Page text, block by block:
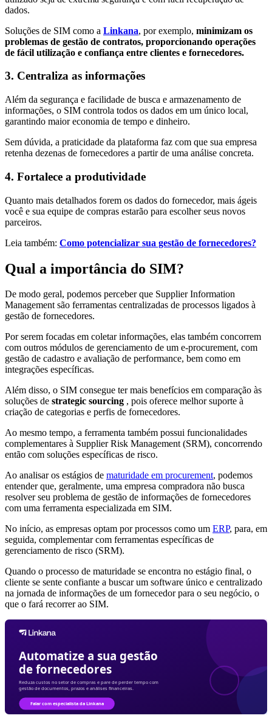
dados.
Soluções de SIM como a Linkana, por exemplo, minimizam os
problemas de gestão de contratos, proporcionando operações
de fácil utilização e confiança entre clientes e fornecedores.
3. Centraliza as informações
Além da segurança e facilidade de busca e armazenamento de
informações, o SIM controla todos os dados em um único local,
garantindo maior economia de tempo e dinheiro.
Sem dúvida, a praticidade da plataforma faz com que sua empresa
retenha dezenas de fornecedores a partir de uma análise concreta.
4. Fortalece a produtividade
Quanto mais detalhados forem os dados do fornecedor, mais ágeis
você e sua equipe de compras estarão para escolher seus novos
parceiros.
Leia também: Como potencializar sua gestão de fornecedores?
Qual a importância do SIM?
De modo geral, podemos perceber que Supplier Information
Management são ferramentas centralizadas de processos ligados à
gestão de fornecedores.
Por serem focadas em coletar informações, elas também concorrem
com outros módulos de gerenciamento de um e-procurement, com
gestão de cadastro e avaliação de performance, bem como em
integrações específicas.
Além disso, o SIM consegue ter mais benefícios em comparação às
soluções de strategic sourcing , pois oferece melhor suporte à
criação de categorias e perfis de fornecedores.
Ao mesmo tempo, a ferramenta também possui funcionalidades
complementares à Supplier Risk Management (SRM), concorrendo
então com soluções específicas de risco.
Ao analisar os estágios de maturidade em procurement, podemos
entender que, geralmente, uma empresa compradora não busca
resolver seu problema de gestão de informações de fornecedores
com uma ferramenta especializada em SIM.
No início, as empresas optam por processos como um ERP, para, em
seguida, complementar com ferramentas específicas de
gerenciamento de risco (SRM).
Quando o processo de maturidade se encontra no estágio final, o
cliente se sente confiante a buscar um software único e centralizado
na jornada de informações de um fornecedor para o seu negócio, o
que o fará recorrer ao SIM.